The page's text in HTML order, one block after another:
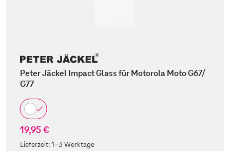
Peter Jäckel Impact Glass für Motorola Moto G67/
G77
19,95 €
Lieferzeit:1-3 Werktage